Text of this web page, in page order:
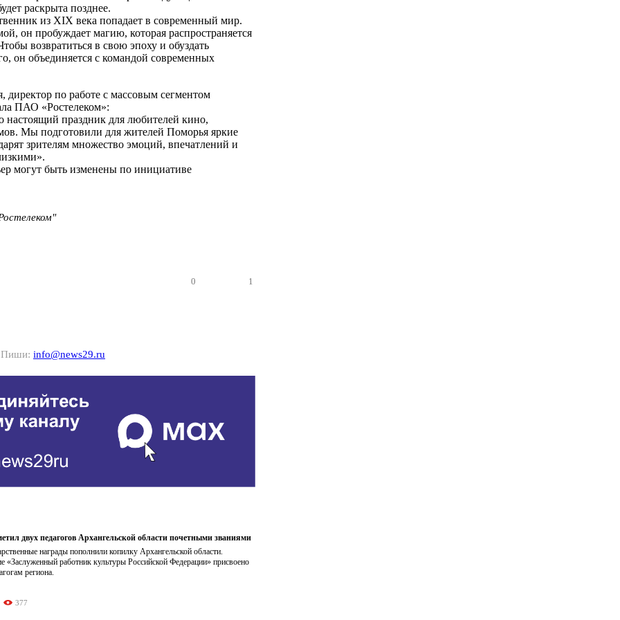
раскрыта позднее.
из XIX века попадает в современный мир.
он пробуждает магию, которая распространяется
возвратиться в свою эпоху и обуздать
он объединяется с командой современных
директор по работе с массовым сегментом
ПАО «Ростелеком»:
праздник для любителей кино,
Мы подготовили для жителей Поморья яркие
зрителям множество эмоций, впечатлений и
могут быть изменены по инициативе
0 1
Пиши: info@news29.ru
двух педагогов Архангельской области почетными званиями
награды пополнили копилку Архангельской области.
«Заслуженный работник культуры Российской Федерации» присвоено
региона.
377